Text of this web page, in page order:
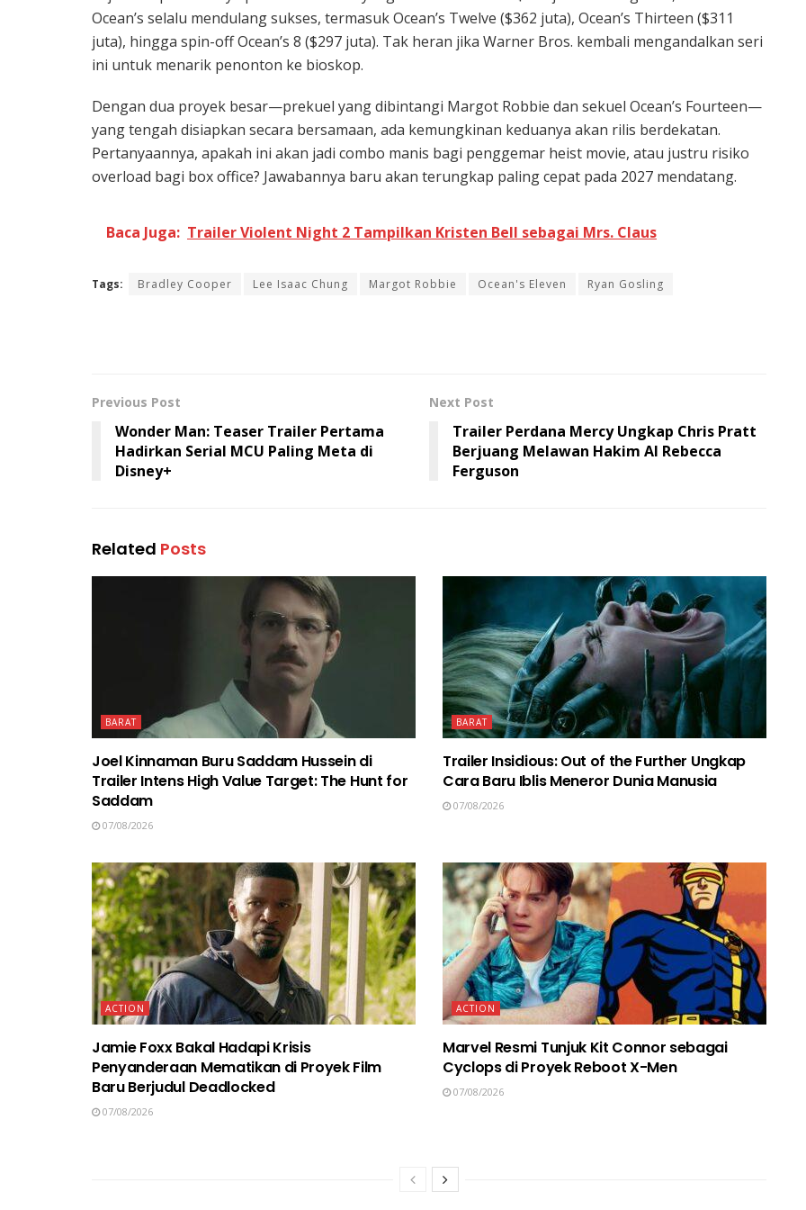
Ocean’s selalu mendulang sukses, termasuk Ocean’s Twelve ($362 juta), Ocean’s Thirteen ($311
juta), hingga spin-off Ocean’s 8 ($297 juta). Tak heran jika Warner Bros. kembali mengandalkan seri
ini untuk menarik penonton ke bioskop.
Dengan dua proyek besar—prekuel yang dibintangi Margot Robbie dan sekuel Ocean’s Fourteen—
yang tengah disiapkan secara bersamaan, ada kemungkinan keduanya akan rilis berdekatan.
Pertanyaannya, apakah ini akan jadi combo manis bagi penggemar heist movie, atau justru risiko
overload bagi box office? Jawabannya baru akan terungkap paling cepat pada 2027 mendatang.
Baca Juga: Trailer Violent Night 2 Tampilkan Kristen Bell sebagai Mrs. Claus
Tags: Bradley Cooper Lee Isaac Chung Margot Robbie Ocean's Eleven Ryan Gosling
Previous Post
Wonder Man: Teaser Trailer Pertama
Hadirkan Serial MCU Paling Meta di
Disney+
Next Post
Trailer Perdana Mercy Ungkap Chris Pratt
Berjuang Melawan Hakim AI Rebecca
Ferguson
Related Posts
BARAT
Joel Kinnaman Buru Saddam Hussein di
Trailer Intens High Value Target: The Hunt for
Saddam
07/08/2026
BARAT
Trailer Insidious: Out of the Further Ungkap
Cara Baru Iblis Meneror Dunia Manusia
07/08/2026
ACTION
Jamie Foxx Bakal Hadapi Krisis
Penyanderaan Mematikan di Proyek Film
Baru Berjudul Deadlocked
07/08/2026
ACTION
Marvel Resmi Tunjuk Kit Connor sebagai
Cyclops di Proyek Reboot X-Men
07/08/2026